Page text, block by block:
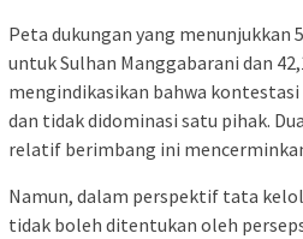
Peta dukungan yang menunjukkan
untuk Sulhan Manggabarani dan
mengindikasikan bahwa
dan tidak didominasi satu pihak.
relatif berimbang ini
Namun, dalam perspektif tata
tidak boleh ditentukan oleh